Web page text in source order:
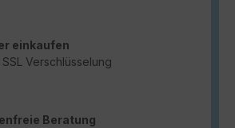
einkaufen
Verschlüsselung
Beratung